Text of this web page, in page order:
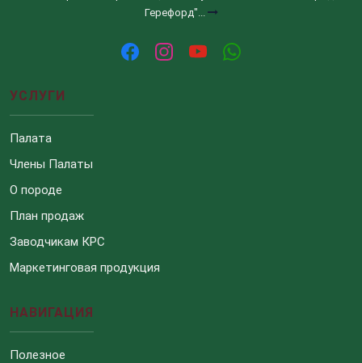
Герефорд"...
УСЛУГИ
Палата
Члены Палаты
О породе
План продаж
Заводчикам КРС
Маркетинговая продукция
НАВИГАЦИЯ
Полезное